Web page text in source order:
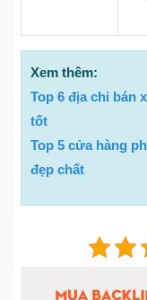
Xem thêm:
Top 6 địa chỉ bán
tốt
Top 5 cửa hàng
đẹp chất